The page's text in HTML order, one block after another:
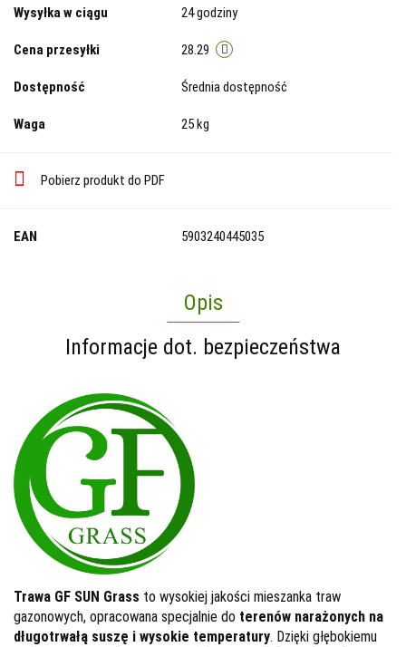
Wysyłka w ciągu 24 godziny
Cena przesyłki 28.29
Dostępność Średnia dostępność
Waga 25 kg
Pobierz produkt do PDF
EAN 5903240445035
Opis
Informacje dot. bezpieczeństwa
Trawa GF SUN Grass to wysokiej jakości mieszanka traw
gazonowych, opracowana specjalnie do terenów narażonych na
długotrwałą suszę i wysokie temperatury. Dzięki głębokiemu